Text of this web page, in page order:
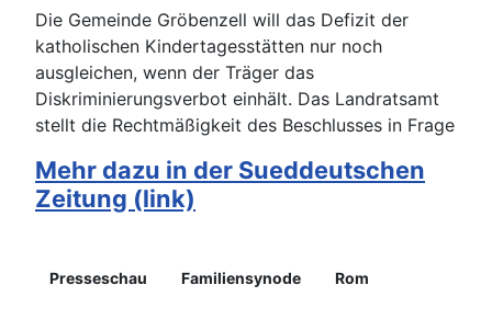
Die Gemeinde Gröbenzell will das Defizit der
katholischen Kindertagesstätten nur noch
ausgleichen, wenn der Träger das
Diskriminierungsverbot einhält. Das Landratsamt
stellt die Rechtmäßigkeit des Beschlusses in Frage
Mehr dazu in der Sueddeutschen
Zeitung (link)
Presseschau Familiensynode Rom